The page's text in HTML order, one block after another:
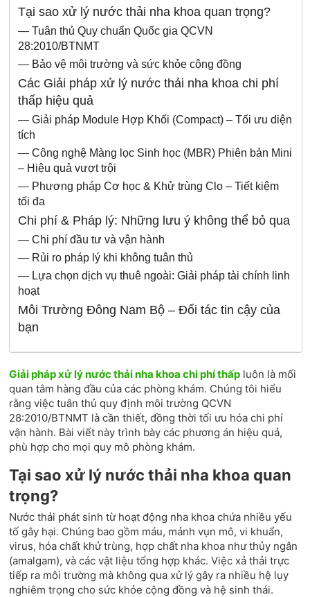
Tại sao xử lý nước thải nha khoa quan trọng?
—Tuân thủ Quy chuẩn Quốc gia QCVN
28:2010/BTNMT
— Bảo vệ môi trường và sức khỏe cộng đồng
Các Giải pháp xử lý nước thải nha khoa chi phí
thấp hiệu quả
—Giải pháp Module Hợp Khối (Compact) – Tối ưu diện
tích
—Công nghệ Màng lọc Sinh học (MBR) Phiên bản Mini
– Hiệu quả vượt trội
— Phương pháp Cơ học & Khử trùng Clo – Tiết kiệm
tối đa
Chi phí & Pháp lý: Những lưu ý không thể bỏ qua
—Chi phí đầu tư và vận hành
— Rủi ro pháp lý khi không tuân thủ
— Lựa chọn dịch vụ thuê ngoài: Giải pháp tài chính linh
hoạt
Môi Trường Đông Nam Bộ – Đối tác tin cậy của
bạn
Giải pháp xử lý nước thải nha khoa chi phí thấp luôn là mối
quan tâm hàng đầu của các phòng khám. Chúng tôi hiểu
rằng việc tuân thủ quy định môi trường QCVN
28:2010/BTNMT là cần thiết, đồng thời tối ưu hóa chi phí
vận hành. Bài viết này trình bày các phương án hiệu quả,
phù hợp cho mọi quy mô phòng khám.
Tại sao xử lý nước thải nha khoa quan
trọng?
Nước thải phát sinh từ hoạt động nha khoa chứa nhiều yếu
tố gây hại. Chúng bao gồm máu, mảnh vụn mô, vi khuẩn,
virus, hóa chất khử trùng, hợp chất nha khoa như thủy ngân
(amalgam), và các vật liệu tổng hợp khác. Việc xả thải trực
tiếp ra môi trường mà không qua xử lý gây ra nhiều hệ lụy
nghiêm trọng cho sức khỏe cộng đồng và hệ sinh thái.